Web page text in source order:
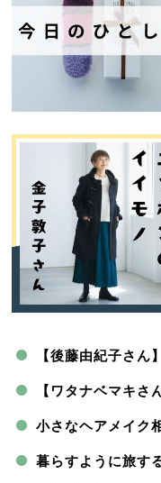
【後藤由紀子さん
【ワタナベマキさ
小さなヘアメイク
暮らすように旅す